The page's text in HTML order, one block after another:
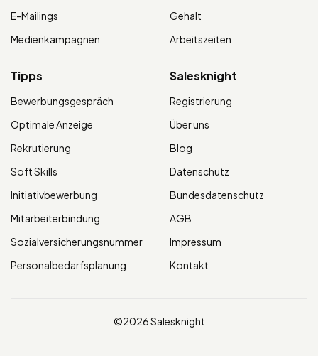
E-Mailings
Medienkampagnen
Gehalt
Arbeitszeiten
Tipps
Bewerbungsgespräch
Optimale Anzeige
Rekrutierung
Soft Skills
Initiativbewerbung
Mitarbeiterbindung
Sozialversicherungsnummer
Personalbedarfsplanung
Salesknight
Registrierung
Über uns
Blog
Datenschutz
Bundesdatenschutz
AGB
Impressum
Kontakt
©2026 Salesknight